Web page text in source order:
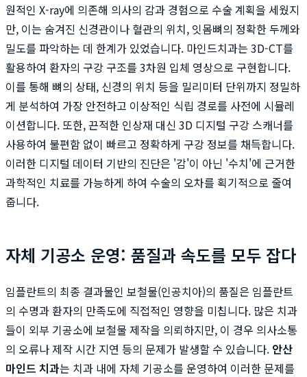
원적인 X-ray에 의존해 의사의 감과 경험으로 수술 계획을 세웠지
만, 이는 숨겨진 신경관이나 혈관의 위치, 잇몸뼈의 정확한 두께와
밀도를 파악하는 데 한계가 있었습니다. 마인드치과는 3D-CT를
활용하여 환자의 구강 구조를 3차원 입체 영상으로 구현합니다.
이를 통해 뼈의 상태, 신경의 위치 등을 밀리미터 단위까지 정밀하
게 분석하여 가장 안전하고 이상적인 식립 경로를 사전에 시뮬레
이션합니다. 또한, 끈적한 인상재 대신 3D 디지털 구강 스캐너를
사용하여 불편함 없이 빠르고 정확하게 구강 정보를 채득합니다.
이러한 디지털 데이터 기반의 진단은 '감'이 아닌 '수치'에 근거한
과학적인 치료를 가능하게 하여 수술의 오차를 획기적으로 줄여
줍니다.
자체 기공소 운영: 품질과 속도를 모두 잡다
임플란트의 최종 결과물인 보철물(인공치아)의 품질은 임플란트
의 수명과 환자의 만족도에 직접적인 영향을 미칩니다. 많은 치과
들이 외부 기공소에 보철물 제작을 의뢰하지만, 이 경우 의사소통
의 오류나 제작 시간 지연 등의 문제가 발생할 수 있습니다. 안산
마인드 치과는 치과 내에 자체 기공소를 운영하여 이러한 문제를